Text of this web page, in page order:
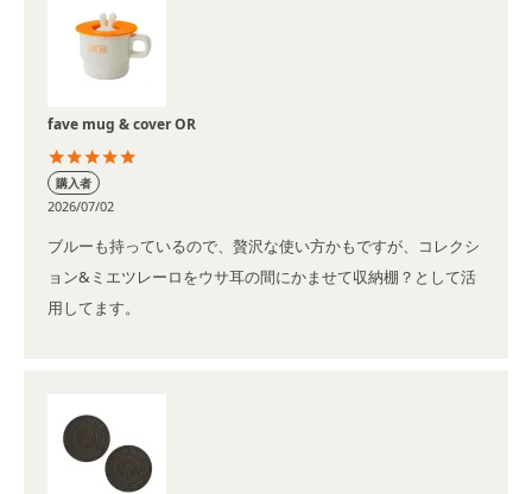
fave mug & cover OR
購入者
2026/07/02
ブルーも持っているので、贅沢な使い方かもですが、コレクシ
ョン&ミエツレーロをウサ耳の間にかませて収納棚？として活
用してます。